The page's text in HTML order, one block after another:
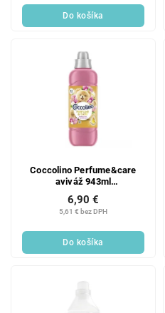
Do košíka
Coccolino Perfume&care
aviváž 943ml
5,61 € bez DPH
6,90 €
Do košíka